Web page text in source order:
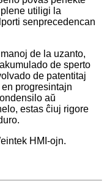
utiligi la
senprecedencan
de la uzanto,
de sperto
de patentitaj
progresintajn
aŭ
estas ĉiuj rigore
HMI-ojn.